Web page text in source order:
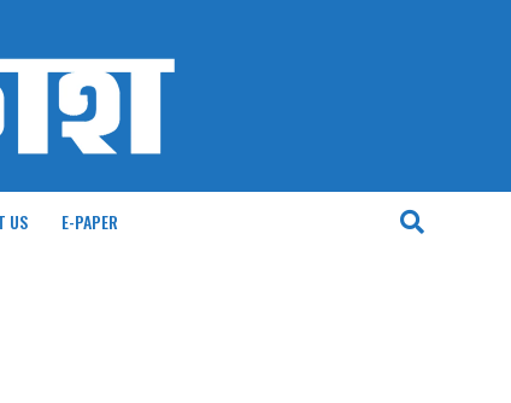
US E-PAPER